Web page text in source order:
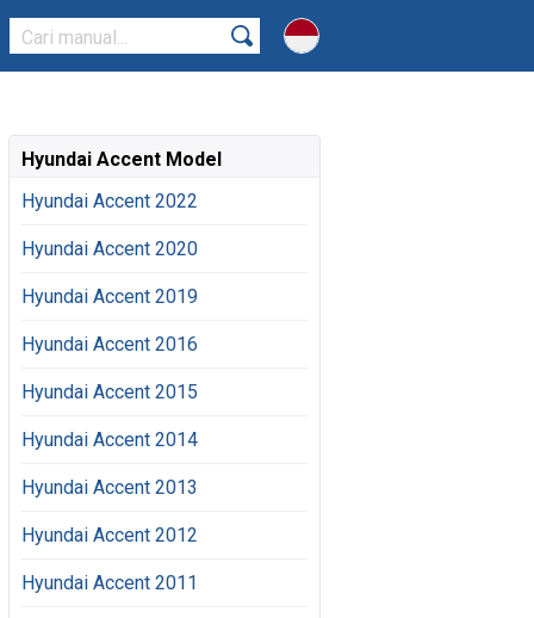
Hyundai Accent Model
Hyundai Accent 2022
Hyundai Accent 2020
Hyundai Accent 2019
Hyundai Accent 2016
Hyundai Accent 2015
Hyundai Accent 2014
Hyundai Accent 2013
Hyundai Accent 2012
Hyundai Accent 2011